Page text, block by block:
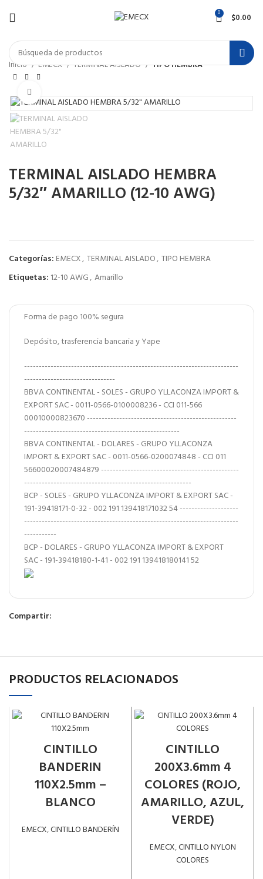
0 $0.00
Inicio EMECX TERMINAL AISLADO TIPO HEMBRA
TERMINAL AISLADO HEMBRA
5/32″ AMARILLO (12-10 AWG)
Categorías: EMECX, TERMINAL AISLADO, TIPO HEMBRA
Etiquetas: 12-10 AWG, Amarillo
Forma de pago 100% segura
Depósito, trasferencia bancaria y Yape
-------------------------------------------------------------------------
-------------------------------
BBVA CONTINENTAL - SOLES - GRUPO YLLACONZA IMPORT &
EXPORT SAC - 0011-0566-0100008236 - CCI 011-566
00010000823670 ---------------------------------------------------
-----------------------------------------------------
BBVA CONTINENTAL - DOLARES - GRUPO YLLACONZA
IMPORT & EXPORT SAC - 0011-0566-0200074848 - CCI 011
56600020007484879 -----------------------------------------------
---------------------------------------------------------
BCP - SOLES - GRUPO YLLACONZA IMPORT & EXPORT SAC -
191-39418171-0-32 - 002 191 139418171032 54 --------------------
-------------------------------------------------------------------------
-----------
BCP - DOLARES - GRUPO YLLACONZA IMPORT & EXPORT
SAC - 191-39418180-1-41 - 002 191 139418180141 52
Compartir:
PRODUCTOS RELACIONADOS
CINTILLO
BANDERIN
110X2.5mm –
BLANCO
EMECX,CINTILLO BANDERÍN
CINTILLO
200X3.6mm 4
COLORES (ROJO,
AMARILLO, AZUL,
VERDE)
EMECX,CINTILLO NYLON
COLORES